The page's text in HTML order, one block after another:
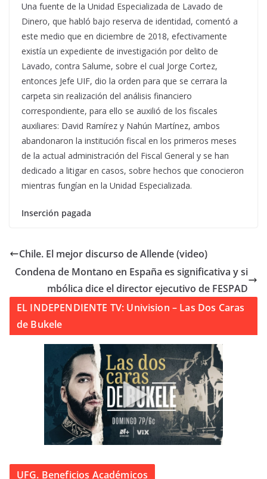
Una fuente de la Unidad Especializada de Lavado de
Dinero, que habló bajo reserva de identidad, comentó a
este medio que en diciembre de 2018, efectivamente
existía un expediente de investigación por delito de
Lavado, contra Salume, sobre el cual Jorge Cortez,
entonces Jefe UIF, dio la orden para que se cerrara la
carpeta sin realización del análisis financiero
correspondiente, para ello se auxilió de los fiscales
auxiliares: David Ramírez y Nahún Martínez, ambos
abandonaron la institución fiscal en los primeros meses
de la actual administración del Fiscal General y se han
dedicado a litigar en casos, sobre hechos que conocieron
mientras fungían en la Unidad Especializada.
Inserción pagada
Chile. El mejor discurso de Allende (video)
Condena de Montano en España es significativa y si
mbólica dice el director ejecutivo de FESPAD
EL INDEPENDIENTE TV: Univision – Las Dos Caras
de Bukele
UFG. Beneficios Académicos